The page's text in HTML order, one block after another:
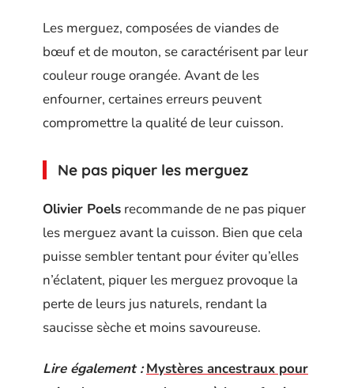
Les merguez, composées de viandes de
bœuf et de mouton, se caractérisent par leur
couleur rouge orangée. Avant de les
enfourner, certaines erreurs peuvent
compromettre la qualité de leur cuisson.
Ne pas piquer les merguez
Olivier Poels recommande de ne pas piquer
les merguez avant la cuisson. Bien que cela
puisse sembler tentant pour éviter qu’elles
n’éclatent, piquer les merguez provoque la
perte de leurs jus naturels, rendant la
saucisse sèche et moins savoureuse.
Lire également : Mystères ancestraux pour